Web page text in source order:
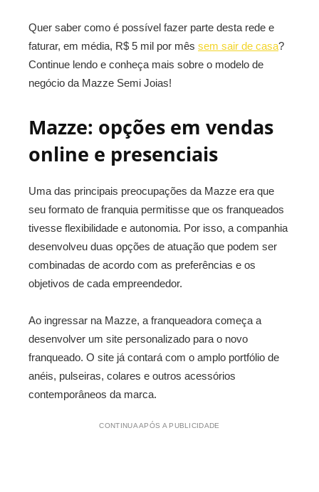
Quer saber como é possível fazer parte desta rede e
faturar, em média, R$ 5 mil por mês sem sair de casa?
Continue lendo e conheça mais sobre o modelo de
negócio da Mazze Semi Joias!
Mazze: opções em vendas
online e presenciais
Uma das principais preocupações da Mazze era que
seu formato de franquia permitisse que os franqueados
tivesse flexibilidade e autonomia. Por isso, a companhia
desenvolveu duas opções de atuação que podem ser
combinadas de acordo com as preferências e os
objetivos de cada empreendedor.
Ao ingressar na Mazze, a franqueadora começa a
desenvolver um site personalizado para o novo
franqueado. O site já contará com o amplo portfólio de
anéis, pulseiras, colares e outros acessórios
contemporâneos da marca.
CONTINUA APÓS A PUBLICIDADE